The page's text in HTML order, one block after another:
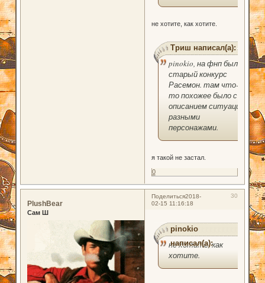
не хотите, как хотите.
Триш написал(а):
pinokio, на фнп был
старый конкурс
Расемон. там что-
то похожее было с
описанием ситуации
разными
персонажами.
я такой не застал.
0
Поделиться 30
2018-
02-15 11:16:18
PlushBear
Сам Ш
pinokio
написал(а):
не хотите, как
хотите.